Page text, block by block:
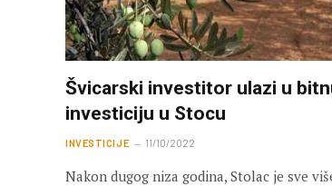
Švicarski investitor ulazi u
investiciju u Stocu
INVESTICIJE 11/10/2022
Nakon dugog niza godina, Stolac je sve